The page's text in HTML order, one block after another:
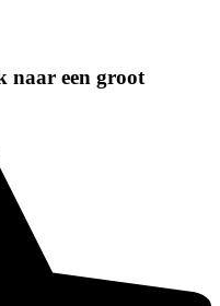
naar een groot